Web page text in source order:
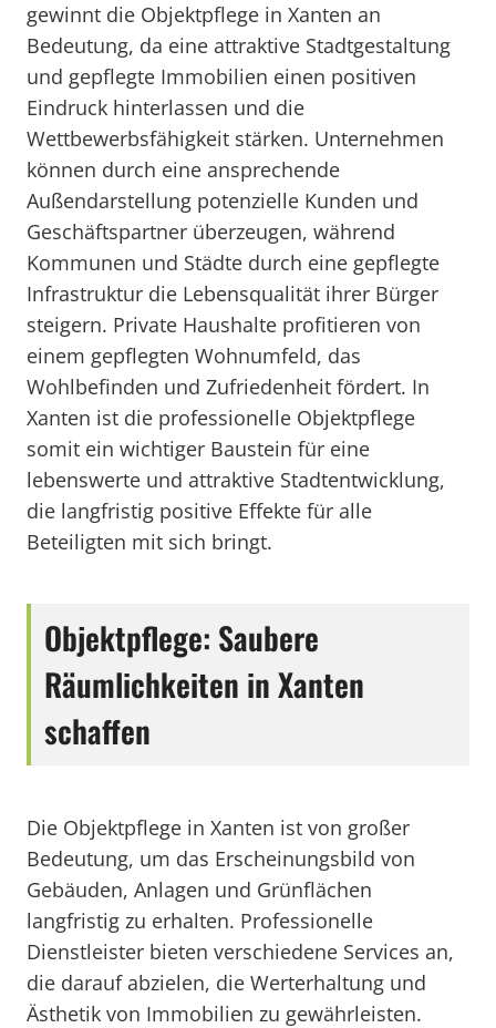
gewinnt die Objektpflege in Xanten an
Bedeutung, da eine attraktive Stadtgestaltung
und gepflegte Immobilien einen positiven
Eindruck hinterlassen und die
Wettbewerbsfähigkeit stärken. Unternehmen
können durch eine ansprechende
Außendarstellung potenzielle Kunden und
Geschäftspartner überzeugen, während
Kommunen und Städte durch eine gepflegte
Infrastruktur die Lebensqualität ihrer Bürger
steigern. Private Haushalte profitieren von
einem gepflegten Wohnumfeld, das
Wohlbefinden und Zufriedenheit fördert. In
Xanten ist die professionelle Objektpflege
somit ein wichtiger Baustein für eine
lebenswerte und attraktive Stadtentwicklung,
die langfristig positive Effekte für alle
Beteiligten mit sich bringt.
Objektpflege: Saubere
Räumlichkeiten in Xanten
schaffen
Die Objektpflege in Xanten ist von großer
Bedeutung, um das Erscheinungsbild von
Gebäuden, Anlagen und Grünflächen
langfristig zu erhalten. Professionelle
Dienstleister bieten verschiedene Services an,
die darauf abzielen, die Werterhaltung und
Ästhetik von Immobilien zu gewährleisten.